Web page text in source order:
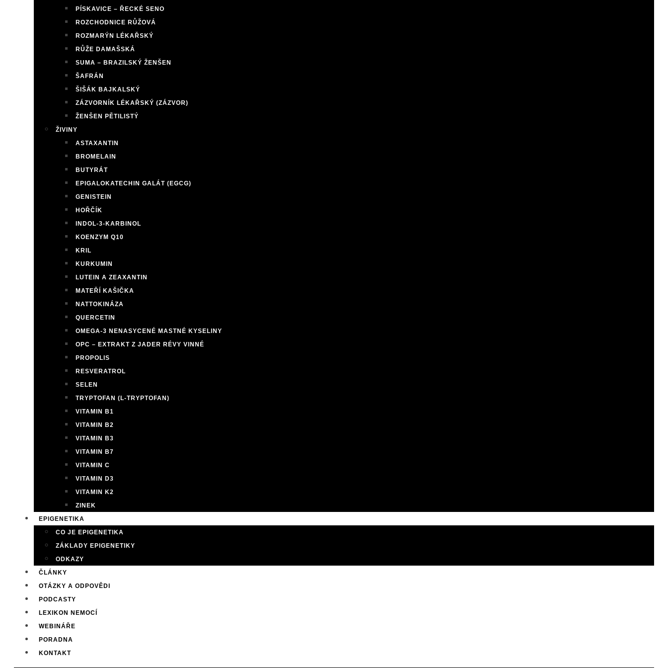
PÍSKAVICE – ŘECKÉ SENO
ROZCHODNICE RŮŽOVÁ
ROZMARÝN LÉKAŘSKÝ
RŮŽE DAMAŠSKÁ
SUMA – BRAZILSKÝ ŽENŠEN
ŠAFRÁN
ŠIŠÁK BAJKALSKÝ
ZÁZVORNÍK LÉKAŘSKÝ (ZÁZVOR)
ŽENŠEN PĚTILISTÝ
ŽIVINY
ASTAXANTIN
BROMELAIN
BUTYRÁT
EPIGALOKATECHIN GALÁT (EGCG)
GENISTEIN
HOŘČÍK
INDOL-3-KARBINOL
KOENZYM Q10
KRIL
KURKUMIN
LUTEIN A ZEAXANTIN
MATEŘÍ KAŠIČKA
NATTOKINÁZA
QUERCETIN
OMEGA-3 NENASYCENÉ MASTNÉ KYSELINY
OPC – EXTRAKT Z JADER RÉVY VINNÉ
PROPOLIS
RESVERATROL
SELEN
TRYPTOFAN (L-TRYPTOFAN)
VITAMIN B1
VITAMIN B2
VITAMIN B3
VITAMIN B7
VITAMIN C
VITAMIN D3
VITAMIN K2
ZINEK
EPIGENETIKA
CO JE EPIGENETIKA
ZÁKLADY EPIGENETIKY
ODKAZY
ČLÁNKY
OTÁZKY A ODPOVĚDI
PODCASTY
LEXIKON NEMOCÍ
WEBINÁŘE
PORADNA
KONTAKT